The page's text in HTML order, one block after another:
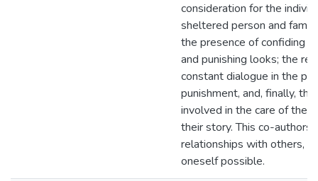
consideration for the
sheltered person and
the presence of confiding
and punishing looks; the
constant dialogue in the
punishment, and, finally,
involved in the care of the
their story. This co-
relationships with others,
oneself possible.